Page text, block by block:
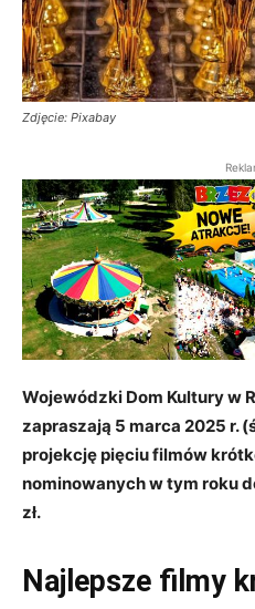
Zdjęcie: Pixabay
Wojewódzki Dom Kultury w
zapraszają 5 marca 2025 r.
projekcję pięciu filmów
nominowanych w tym roku
zł.
Najlepsze filmy